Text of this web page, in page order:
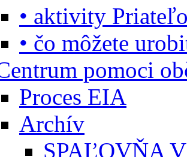
• aktivity
• čo môžete
pomoci
Proces EIA
Archív
SPAĽOVŇA